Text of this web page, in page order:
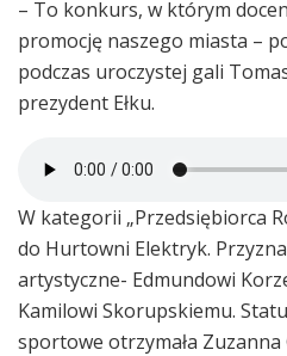
– To konkurs, w którym
promocję naszego miasta –
podczas uroczystej gali
prezydent Ełku.
W kategorii „Przedsiębiorca
do Hurtowni Elektryk.
artystyczne- Edmundowi
Kamilowi Skorupskiemu.
sportowe otrzymała Zuzanna